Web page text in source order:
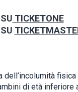
TICKETONE
di età inferiore